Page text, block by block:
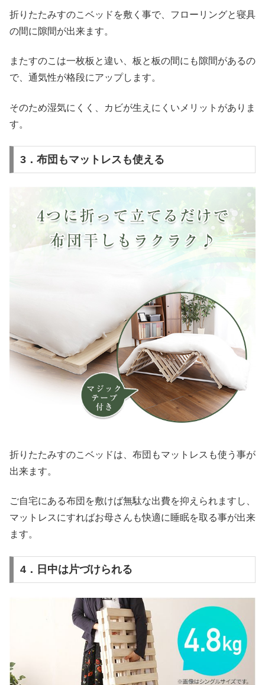
折りたたみすのこベッドを敷く事で、フローリングと寝具
の間に隙間が出来ます。
またすのこは一枚板と違い、板と板の間にも隙間があるの
で、通気性が格段にアップします。
そのため湿気にくく、カビが生えにくいメリットがありま
す。
3．布団もマットレスも使える
折りたたみすのこベッドは、布団もマットレスも使う事が
出来ます。
ご自宅にある布団を敷けば無駄な出費を抑えられますし、
マットレスにすればお母さんも快適に睡眠を取る事が出来
ます。
4．日中は片づけられる